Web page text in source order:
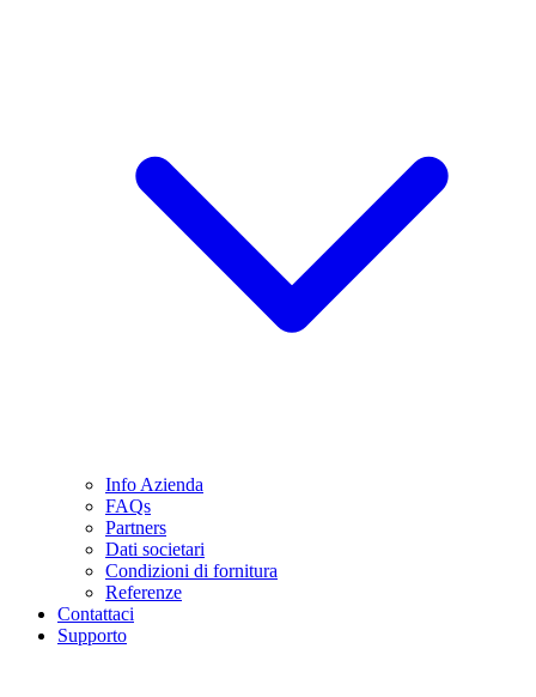
Info Azienda
FAQs
Partners
Dati societari
Condizioni di fornitura
Referenze
Contattaci
Supporto